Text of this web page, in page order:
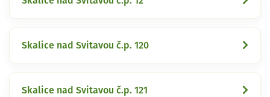
Skalice nad Svitavou č.p. 120
Skalice nad Svitavou č.p. 121